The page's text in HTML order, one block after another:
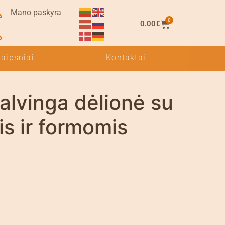
Mano paskyra
0.00€ 0
Kontaktai
dėlionė su
ir formomis